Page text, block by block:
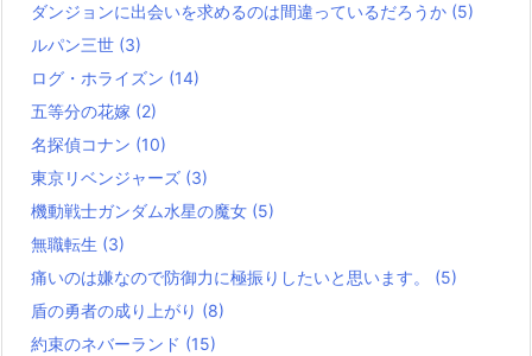
ダンジョンに出会いを求めるのは間違っているだろうか (5)
ルパン三世 (3)
ログ・ホライズン (14)
五等分の花嫁 (2)
名探偵コナン (10)
東京リベンジャーズ (3)
機動戦士ガンダム水星の魔女 (5)
無職転生 (3)
痛いのは嫌なので防御力に極振りしたいと思います。 (5)
盾の勇者の成り上がり (8)
約束のネバーランド (15)